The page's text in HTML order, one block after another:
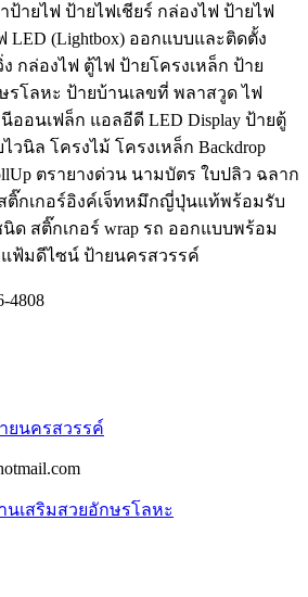
ป้ายไฟ ป้ายไฟเชียร์ กล่องไฟ ป้ายไฟ
(Lightbox) ออกแบบและติดตั้ง
กล่องไฟ ตู้ไฟ ป้ายโครงเหล็ก ป้าย
โลหะ ป้ายบ้านเลขที่ พลาสวูด ไฟ
อนเฟล็ก แอลอีดี LED Display ป้ายตู้
วนิล โครงไม้ โครงเหล็ก Backdrop
ตรายางด่วน นามบัตร ใบปลิว ฉลาก
ติ๊กเกอร์อิงค์เจ็ทหมึกญี่ปุ่นแท้พร้อมรับ
ด สติ๊กเกอร์ wrap รถ ออกแบบพร้อม
แฟ้มดีไซน์ ป้ายนครสวรรค์
4808
ยนครสวรรค์
นเสริมสวยอักษรโลหะ